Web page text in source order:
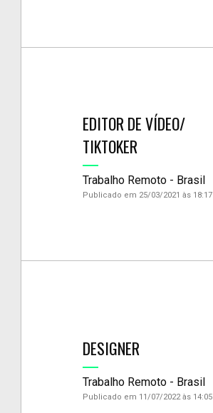
EDITOR DE VÍDEO/
TIKTOKER
Trabalho Remoto - Brasil
Publicado em 25/03/2021 às 18:17
DESIGNER
Trabalho Remoto - Brasil
Publicado em 11/07/2022 às 14:05